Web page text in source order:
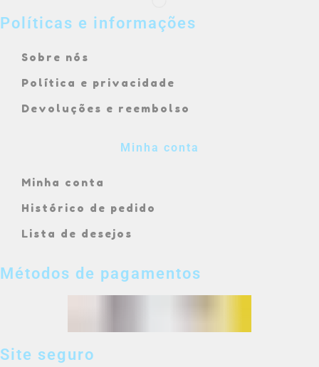
Políticas e informações
Sobre nós
Política e privacidade
Devoluções e reembolso
Minha conta
Minha conta
Histórico de pedido
Lista de desejos
Métodos de pagamentos
Site seguro